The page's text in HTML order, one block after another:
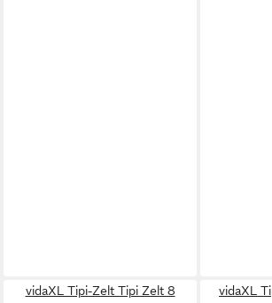
vidaXL Tipi-Zelt Tipi Zelt 8
vidaXL